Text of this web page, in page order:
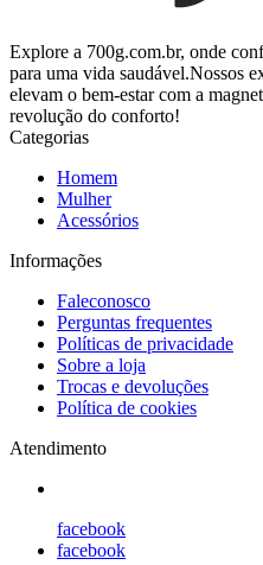
Explore a 700g.com.br, onde
para uma vida saudável.Nossos
elevam o bem-estar com a
revolução do conforto!
Categorias
Homem
Mulher
Acessórios
Informações
Faleconosco
Perguntas frequentes
Políticas de privacidade
Sobre a loja
Trocas e devoluções
Política de cookies
Atendimento
facebook
facebook